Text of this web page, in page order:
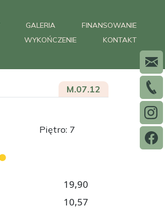
GALERIA
FINANSOWANIE
WYKOŃCZENIE
KONTAKT
M.07.12
Piętro: 7
19,90
10,57